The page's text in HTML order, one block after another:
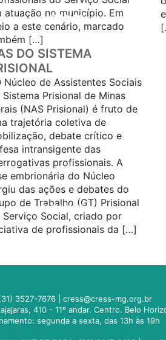
atuação no município. Em
a este cenário, marcado
[…]
SAIBA MAIS...
DO SISTEMA
Núcleo de Assistentes Sociais
Prisional de Minas
(NAS Prisional) é fruto de
trajetória coletiva de
debate crítico e
intransigente das
profissionais. A
embrionária do Núcleo
das ações e debates do
de Trabalho (GT) Prisional
Serviço Social, criado por
de profissionais da […]
SAIBA MAIS...
3527-7676 |cress@cress-mg.org.br
410 - 11º andar. Centro. Belo
segunda a sexta, das 13h às 19h